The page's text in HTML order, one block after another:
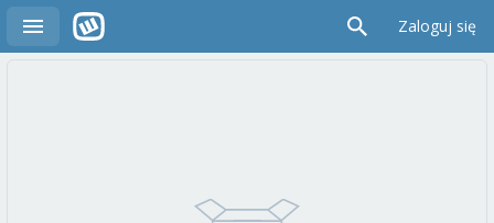
Zaloguj się